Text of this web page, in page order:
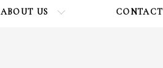
ABOUT US CONTACT